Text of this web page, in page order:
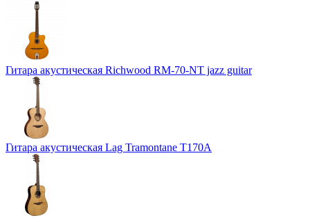
Гитара акустическая Richwood RM-70-NT jazz guitar
Гитара акустическая Lag Tramontane T170A